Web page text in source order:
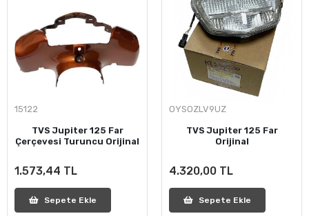
15122
TVS Jupiter 125 Far
Çerçevesi Turuncu Orijinal
1.573,44 TL
Sepete Ekle
OYSOZLV9UZ
TVS Jupiter 125 Far
Orijinal
4.320,00 TL
Sepete Ekle